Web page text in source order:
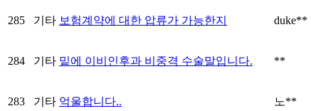
285 기타 보험계약에 대한 압류가 가능한지 duke**
284 기타 밑에 이비인후과 비중격 수술말입니다. **
283 기타 억울합니다.. 노**